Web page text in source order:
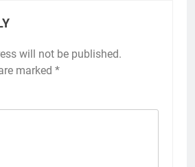
will not be published.
marked *